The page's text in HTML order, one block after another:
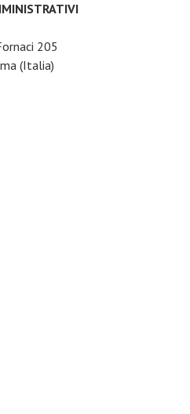
205
(Italia)